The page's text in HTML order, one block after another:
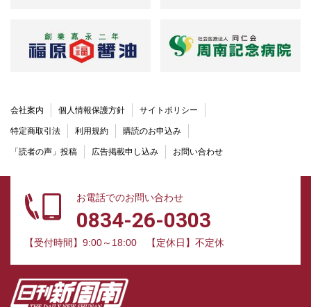
会社案内 個人情報保護方針 サイトポリシー
特定商取引法 利用規約 購読のお申込み
「読者の声」投稿 広告掲載申し込み お問い合わせ
お電話でのお問い合わせ
0834-26-0303
【受付時間】9:00～18:00 【定休日】不定休